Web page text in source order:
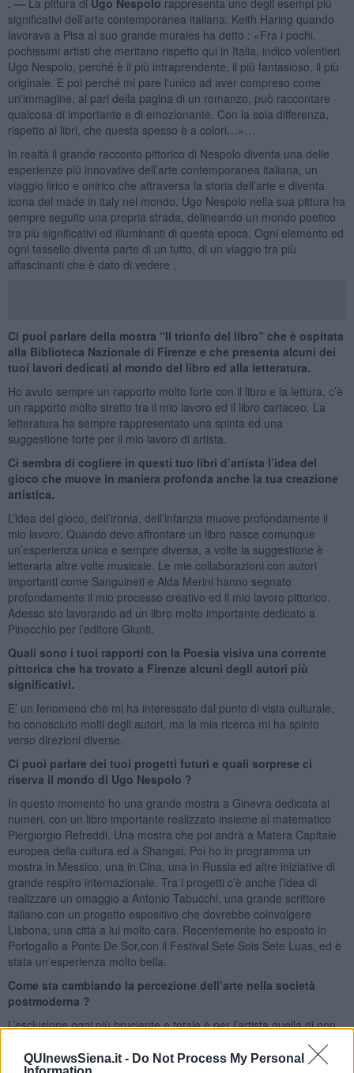
QUInewsSiena.it - Do Not Process My Personal
significativi dell’arte contemporanea italiana. Keith Haring quando
lavorava a Pisa al suo grande murales ha detto : «Fra i pochi,
pochissimi artisti che meritano rispetto qui in Italia, indico volentieri
Ugo Nespolo, perché è il più intraprendente, il più fantasioso, il più
originale. E poi perché mi pare l'unico ad aver compreso come
un'immagine, al pari della pagina di un romanzo, può raccontare
qualcosa di importante e di emozionante. Con la sola differenza,
rispetto ai libri, che questa spesso è a colori…»…
In realtà il grande racconto pittorico di Nespolo diventa una delle
esperienze più innovative dell’arte contemporanea italiana, un
viaggio lirico e onirico che attraversa la storia dell’arte e diventa
icona del made in italy nel mondo. Ugo Nespolo nella sua pittura ha
sempre seguito una propria strada, delineando un mondo poetico
tra più significativi ed illuminanti di questa epoca. Ogni elemento ed
ogni tassello diventa parte di un tutto, di un viaggio tra più
affascinanti che è dato di vedere .
Ci puoi parlare della mostra “Il trionfo del libro” che è ospitata
alla Biblioteca Nazionale di Firenze e che presenta alcuni dei
tuoi lavori dedicati al mondo del libro ed alla letteratura.
Ho avuto sempre un rapporto molto forte con il libro e la lettura, c’è
un rapporto molto stretto tra il mio lavoro ed il libro cartaceo. La
letteratura ha sempre rappresentato una spinta ed una
suggestione forte per il mio lavoro di artista.
Ci sembra di cogliere in questi tuo libri d’artista l’idea del
gioco che muove in maniera profonda anche la tua creazione
artistica.
L’idea del gioco, dell’ironia, dell’infanzia muove profondamente il
mio lavoro. Quando devo affrontare un libro nasce comunque
un’esperienza unica e sempre diversa, a volte la suggestione è
letteraria altre volte musicale. Le mie collaborazioni con autori
importanti come Sanguineti e Alda Merini hanno segnato
profondamente il mio processo creativo ed il mio lavoro pittorico.
Adesso sto lavorando ad un libro molto importante dedicato a
Pinocchio per l’editore Giunti.
Quali sono i tuoi rapporti con la Poesia visiva una corrente
pittorica che ha trovato a Firenze alcuni degli autori più
significativi.
E’ un fenomeno che mi ha interessato dal punto di vista culturale,
ho conosciuto molti degli autori, ma la mia ricerca mi ha spinto
verso direzioni diverse.
Ci puoi parlare dei tuoi progetti futuri e quali sorprese ci
riserva il mondo di Ugo Nespolo ?
In questo momento ho una grande mostra a Ginevra dedicata ai
numeri, con un libro importante realizzato insieme al matematico
Piergiorgio Refreddi. Una mostra che poi andrà a Matera Capitale
europea della cultura ed a Shangai. Poi ho in programma un
mostra in Messico, una in Cina, una in Russia ed altre iniziative di
grande respiro internazionale. Tra i progetti c’è anche l’idea di
realizzare un omaggio a Antonio Tabucchi, una grande scrittore
italiano con un progetto espositivo che dovrebbe coinvolgere
Lisbona, una città a lui molto cara. Recentemente ho esposto in
Portogallo a Ponte De Sor,con il Festival Sete Sois Sete Luas, ed è
stata un’esperienza molto bella.
Come sta cambiando la percezione dell’arte nella società
postmoderna ?
L’esclusione oggi più bruciante e totale è per l’artista quella di non
rivoluzione. Dimenticato il termine stesso di avanguardia, dissolta